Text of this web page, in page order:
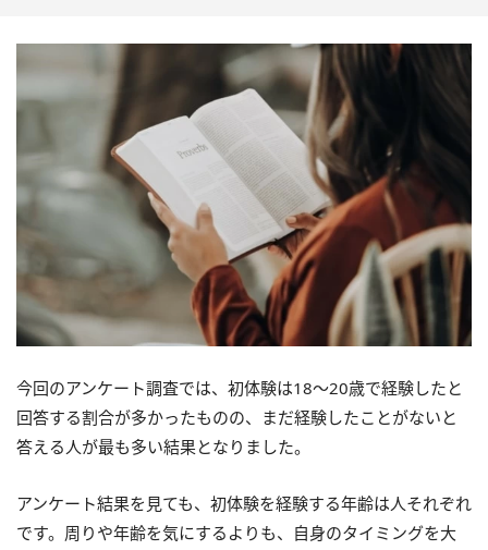
今回のアンケート調査では、初体験は18～20歳で経験したと
回答する割合が多かったものの、まだ経験したことがないと
答える人が最も多い結果となりました。
アンケート結果を見ても、初体験を経験する年齢は人それぞれ
です。周りや年齢を気にするよりも、自身のタイミングを大